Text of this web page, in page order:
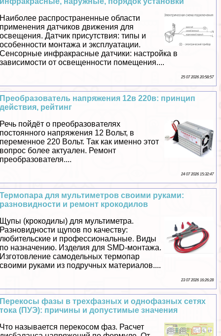
Наиболее распространенные области
применения датчиков движения для
освещения. Датчик присутствия: типы и
особенности монтажа и эксплуатации.
Сенсорные инфpaкрасные датчики: настройка в
зависимости от освещенности помещения....
25 07 2026 20:58:57
Преобразователь напряжения 12в 220в: принцип
действия, рейтинг
Речь пойдёт о преобразователях
постоянного напряжения 12 Вольт, в
переменное 220 Вольт. Так как именно этот
вопрос более актуален. Ремонт
преобразователя....
24 07 2026 15:32:47
Термопара для мультиметров своими руками:
разновидности и ремонт крокодилов
Щупы (крокодилы) для мультиметра.
Разновидности щупов по качеству:
любительские и профессиональные. Виды
по назначению. Изделия для SMD-монтажа.
Изготовление самодельных термопар
своими руками из подручных материалов....
23 07 2026 16:26:28
Перекосы фазы в трехфазных и однофазных сетях
тока (ПУЭ): причины и допустимые значения
Что называется перекосом фаз. Расчет